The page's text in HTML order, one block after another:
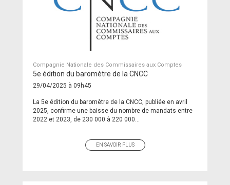
Compagnie Nationale des Commissaires aux Comptes
5e édition du baromètre de la CNCC
29/04/2025 à 09h45
La 5e édition du baromètre de la CNCC, publiée en avril
2025, confirme une baisse du nombre de mandats entre
2022 et 2023, de 230 000 à 220 000...
EN SAVOIR PLUS